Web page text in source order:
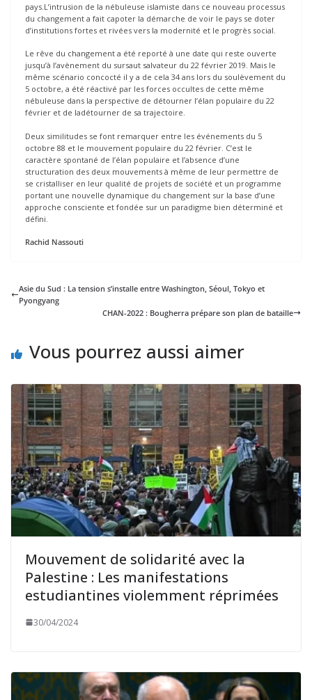
pays.L’intrusion de la nébuleuse islamiste dans ce nouveau processus
du changement a fait capoter la démarche de voir le pays se doter
d’institutions fortes et rivées vers la modernité et le progrès social.
Le rêve du changement a été reporté à une date qui reste ouverte
jusqu’à l’avènement du sursaut salvateur du 22 février 2019. Mais le
même scénario concocté il y a de cela 34 ans lors du soulèvement du
5 octobre, a été réactivé par les forces occultes de cette même
nébuleuse dans la perspective de détourner l’élan populaire du 22
février et de ladétourner de sa trajectoire.
Deux similitudes se font remarquer entre les événements du 5
octobre 88 et le mouvement populaire du 22 février. C’est le
caractère spontané de l’élan populaire et l’absence d’une
structuration des deux mouvements à même de leur permettre de
se cristalliser en leur qualité de projets de société et un programme
portant une nouvelle dynamique du changement sur la base d’une
approche consciente et fondée sur un paradigme bien déterminé et
défini.
Rachid Nassouti
Asie du Sud : La tension s’installe entre Washington, Séoul, Tokyo et
Pyongyang
CHAN-2022 : Bougherra prépare son plan de bataille
Vous pourrez aussi aimer
Mouvement de solidarité avec la
Palestine : Les manifestations
estudiantines violemment réprimées
30/04/2024